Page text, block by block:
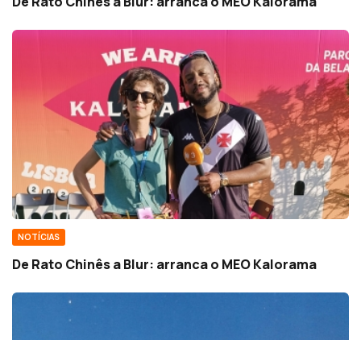
NOTÍCIAS
De Rato Chinês a Blur: arranca o MEO Kalorama